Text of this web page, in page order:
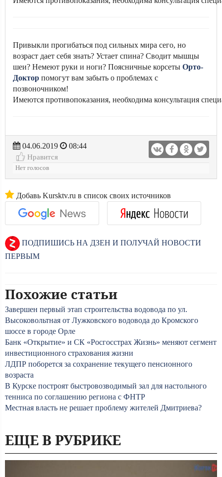
Привыкли прогибаться под сильных мира сего, но
возраст дает себя знать? Устает спина? Сводит мышцы
шеи? Немеют руки и ноги? Поясничные корсеты Орто-
Доктор помогут вам забыть о проблемах с
позвоночником!
Имеются противопоказания, необходима консультация
04.06.2019
08:44
Нравится
Нет голосов
Добавь Kursktv.ru в список своих источников
ПОДПИШИСЬ НА ДЗЕН И ПОЛУЧАЙ НОВОСТИ
ПЕРВЫМ
Похожие статьи
Завершен первый этап строительства водовода по ул.
Высоковольтная от Лужковского водовода до Кромского
шоссе в городе Орле
Банк «Открытие» и СК «Росгосстрах Жизнь» меняют сегмент
инвестиционного страхования жизни
ЛДПР поборется за сохранение текущего пенсионного
возраста
В Курске построят быстровозводимый зал для настольного
тенниса по соглашению региона с ФНТР
Местная власть не решает проблему жителей Дмитриева?
ЕЩЕ В РУБРИКЕ